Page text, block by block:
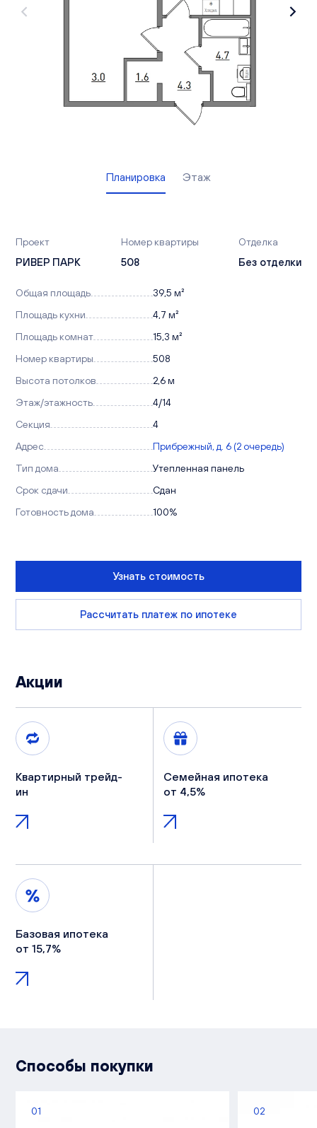
Вакансии
Офисы продаж
Планировка Этаж
Проект
РИВЕР ПАРК
Номер квартиры
508
Отделка
Без отделки
Общая площадь
39,5 м²
Площадь кухни
4,7 м²
Площадь комнат
15,3 м²
Номер квартиры
508
Высота потолков
2,6 м
Этаж/этажность
4/14
Секция
4
Адрес
Прибрежный, д. 6 (2 очередь)
Тип дома
Утепленная панель
Срок сдачи
Сдан
Готовность дома
100%
Узнать стоимость
Рассчитать платеж по ипотеке
Акции
Квартирный трейд-
ин
Семейная ипотека
от 4,5%
Базовая ипотека
от 15,7%
Способы покупки
01 02